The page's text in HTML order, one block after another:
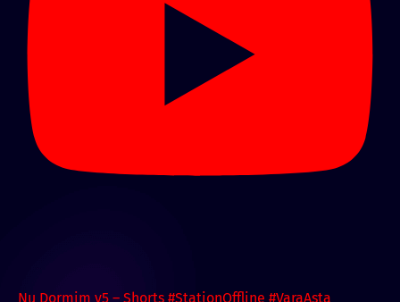
Nu Dormim v5 – Shorts #StationOffline #VaraAsta